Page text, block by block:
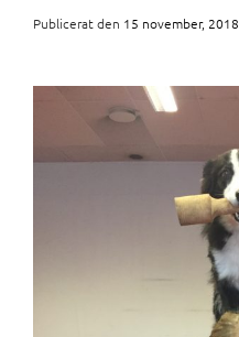
Publicerat den 15 november, 2018